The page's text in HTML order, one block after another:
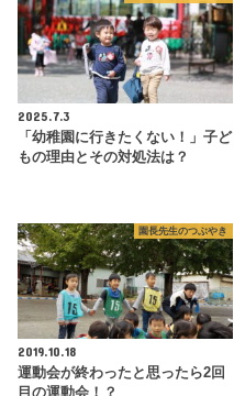
2025.7.3
「幼稚園に行きたくない！」子ど
もの理由とその対処法は？
園長先生のつぶやき
2019.10.18
運動会が終わったと思ったら2回
目の運動会！？